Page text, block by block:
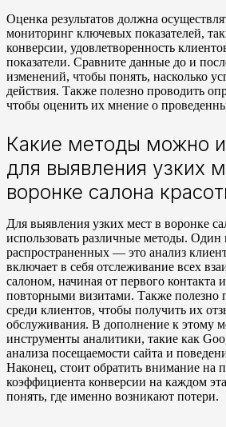
Оценка результатов должна
мониторинг ключевых показателей,
конверсии, удовлетворенность
показатели. Сравните данные до и
изменений, чтобы понять, насколько
действия. Также полезно проводить
чтобы оценить их мнение о
Какие методы можно
для выявления узких
воронке салона
Для выявления узких мест в воронке
использовать различные методы. Один
распространенных — это анализ
включает в себя отслеживание всех
салоном, начиная от первого контакта
повторными визитами. Также полезно
среди клиентов, чтобы получить их
обслуживания. В дополнение к этому
инструменты аналитики, такие как
анализа посещаемости сайта и
Наконец, стоит обратить внимание на
коэффициента конверсии на каждом
понять, где именно возникают потери.